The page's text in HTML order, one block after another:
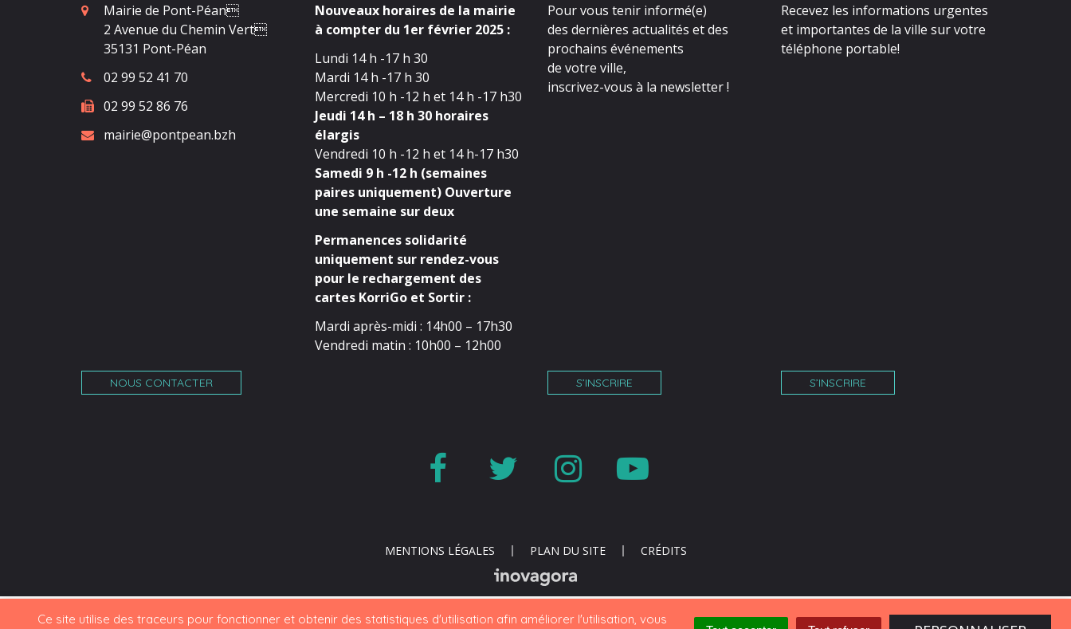
Ce site utilise des traceurs pour fonctionner et obtenir des statistiques d'utilisation afin améliorer l'utilisation, vous
Mairie de Pont-Péan
2 Avenue du Chemin Vert
35131 Pont-Péan
02 99 52 41 70
02 99 52 86 76
mairie@pontpean.bzh
NOUS CONTACTER
Nouveaux horaires de la mairie
à compter du 1er février 2025 :
Lundi 14 h -17 h 30
Mardi 14 h -17 h 30
Mercredi 10 h -12 h et 14 h -17 h30
Jeudi 14 h – 18 h 30 horaires
élargis
Vendredi 10 h -12 h et 14 h-17 h30
Samedi 9 h -12 h (semaines
paires uniquement) Ouverture
une semaine sur deux
Permanences solidarité
uniquement sur rendez-vous
pour le rechargement des
cartes KorriGo et Sortir :
Mardi après-midi : 14h00 – 17h30
Vendredi matin : 10h00 – 12h00
Pour vous tenir informé(e)
des dernières actualités et des
prochains événements
de votre ville,
inscrivez-vous à la newsletter !
S’INSCRIRE
Recevez les informations urgentes
et importantes de la ville sur votre
téléphone portable!
S’INSCRIRE
Lien
compte
Facebook
Lien
compte
Twitter
Lien
compte
Instagram
chaîne
Youtube
MENTIONS LÉGALES PLAN DU SITE CRÉDITS